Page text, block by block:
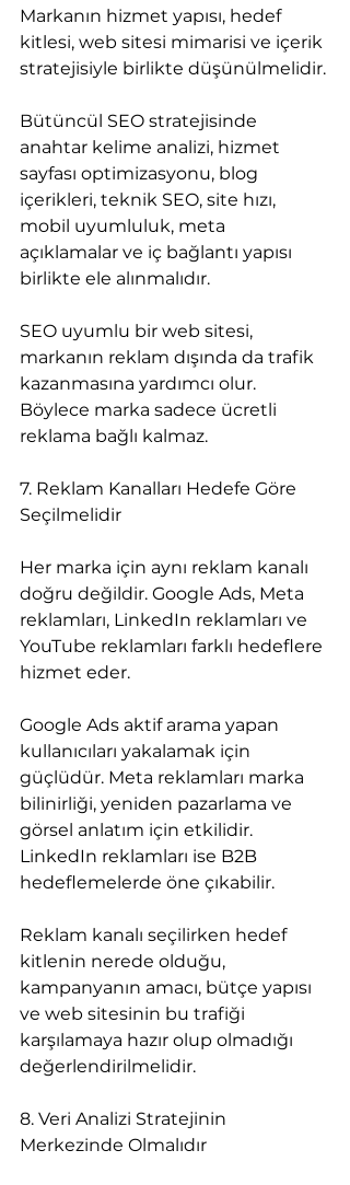
Markanın hizmet yapısı, hedef
kitlesi, web sitesi mimarisi ve içerik
stratejisiyle birlikte düşünülmelidir.
Bütüncül SEO stratejisinde
anahtar kelime analizi, hizmet
sayfası optimizasyonu, blog
içerikleri, teknik SEO, site hızı,
mobil uyumluluk, meta
açıklamalar ve iç bağlantı yapısı
birlikte ele alınmalıdır.
SEO uyumlu bir web sitesi,
markanın reklam dışında da trafik
kazanmasına yardımcı olur.
Böylece marka sadece ücretli
reklama bağlı kalmaz.
7. Reklam Kanalları Hedefe Göre
Seçilmelidir
Her marka için aynı reklam kanalı
doğru değildir. Google Ads, Meta
reklamları, LinkedIn reklamları ve
YouTube reklamları farklı hedeflere
hizmet eder.
Google Ads aktif arama yapan
kullanıcıları yakalamak için
güçlüdür. Meta reklamları marka
bilinirliği, yeniden pazarlama ve
görsel anlatım için etkilidir.
LinkedIn reklamları ise B2B
hedeflemelerde öne çıkabilir.
Reklam kanalı seçilirken hedef
kitlenin nerede olduğu,
kampanyanın amacı, bütçe yapısı
ve web sitesinin bu trafiği
karşılamaya hazır olup olmadığı
değerlendirilmelidir.
8. Veri Analizi Stratejinin
Merkezinde Olmalıdır